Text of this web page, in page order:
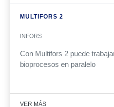
MULTIFORS 2
INFORS
Con Multifors 2 puede
bioprocesos en paralelo
VER MÁS